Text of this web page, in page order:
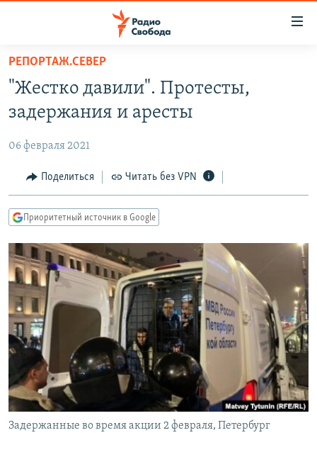
упрощенного
доступа
основному
Вернутся
главной
навигации
Вернутся
поиску
ПРОГРАММЫ
АВТОРСКИЕ ПРОЕКТЫ
ЦИТАТЫ СВОБОДЫ
МНЕНИЯ
IDEL.РЕАЛИИ
КАВКАЗ.РЕАЛИИ
СЕВЕР.РЕАЛИИ
СИБИРЬ.РЕАЛИИ
РАСПИСАНИЕ ВЕЩАНИЯ
ПОДПИШИТЕСЬ НА РАССЫЛКУ
СОЦИАЛЬНЫЕ СЕТИ
РЕПОРТАЖ.СЕВЕР
"Жестко давили". Протесты,
задержания и аресты
06 февраля 2021
Поделиться Читать без VPN
Приоритетный источник в Google
Задержанные во время акции 2 февраля, Петербург